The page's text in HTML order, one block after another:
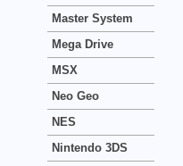
Master System
Mega Drive
MSX
Neo Geo
NES
Nintendo 3DS